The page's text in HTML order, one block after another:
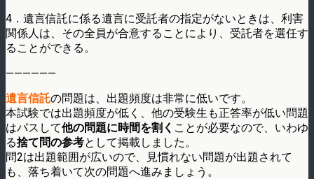
4．遺言信託に係る遺言に受託者の指定がないときは、利害
関係人は、その全員が合意することにより、受託者を選任す
ることができる。
——————
遺言信託の問題は、出題頻度は非常に低いです。
本試験では出題頻度が低く、他の受験生も正答率が低い問題
はパスして他の問題に時間を割く ことが必要なので、いわゆ
る捨て問の参考として掲載しました。
問2は出題範囲が広いので、見慣れない問題が出題されて
も、落ち着いて次の問題へ進みましょう。